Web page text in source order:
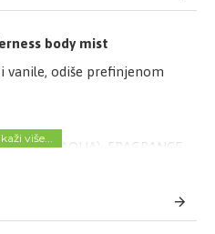
body mist
vanile, odiše prefinjenom
WATER (AQUA), FRAGRANCE
COUMARIN,